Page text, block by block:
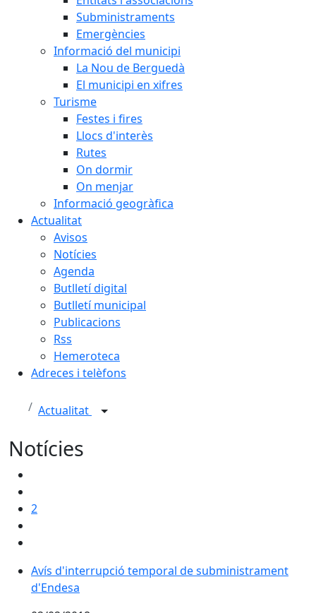
Subministraments
Emergències
Informació del municipi
La Nou de Berguedà
El municipi en xifres
Turisme
Festes i fires
Llocs d'interès
Rutes
On dormir
On menjar
Informació geogràfica
Actualitat
Avisos
Notícies
Agenda
Butlletí digital
Butlletí municipal
Publicacions
Rss
Hemeroteca
Adreces i telèfons
Actualitat
Notícies
2
Avís d'interrupció temporal de subministrament
d'Endesa